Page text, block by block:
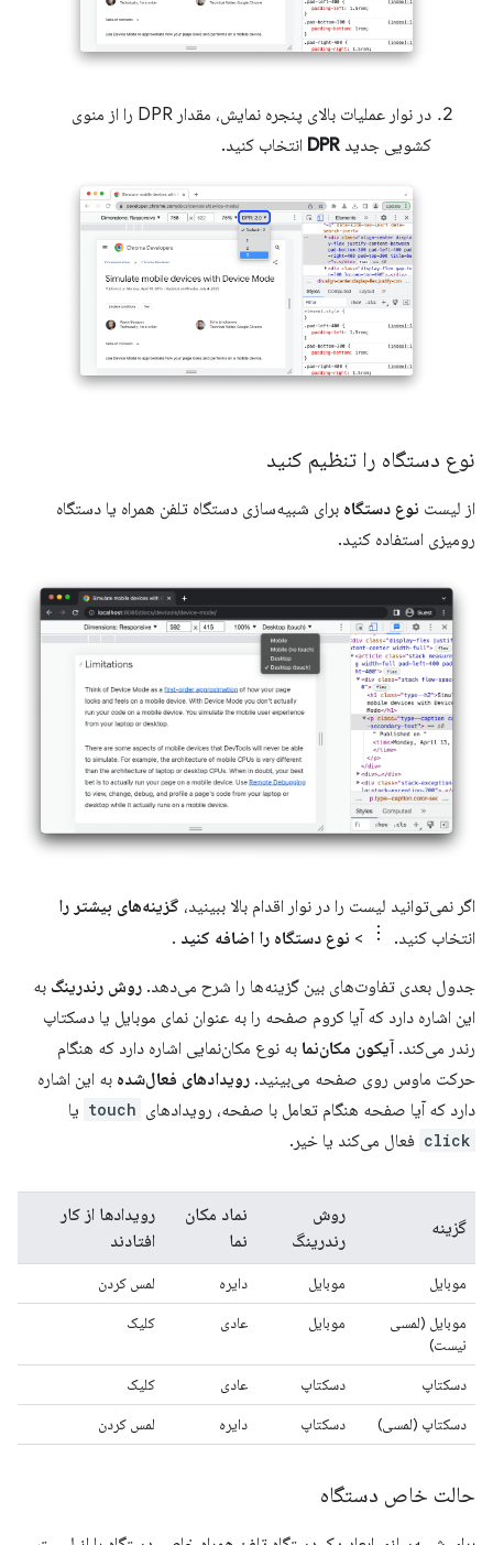
در نوار عملیات بالای پنجره نمایش، مقدار DPR را از منوی
کشویی جدید DPR انتخاب کنید.
نوع دستگاه را تنظیم کنید
از لیست نوع دستگاه برای شبیه‌سازی دستگاه تلفن همراه یا دستگاه
رومیزی استفاده کنید.
اگر نمی‌توانید لیست را در نوار اقدام بالا ببینید، گزینه‌های بیشتر را
انتخاب کنید.
> نوع دستگاه را اضافه کنید .
جدول بعدی تفاوت‌های بین گزینه‌ها را شرح می‌دهد. روش رندرینگ به
این اشاره دارد که آیا کروم صفحه را به عنوان نمای موبایل یا دسکتاپ
رندر می‌کند. آیکون مکان‌نما به نوع مکان‌نمایی اشاره دارد که هنگام
حرکت ماوس روی صفحه می‌بینید. رویدادهای فعال‌شده به این اشاره
دارد که آیا صفحه هنگام تعامل با صفحه، رویدادهای touch یا
click فعال می‌کند یا خیر.
گزینه
روش
رندرینگ
نماد مکان
نما
رویدادها از کار
افتادند
موبایل موبایل دایره
لمس کردن
موبایل (لمسی
نیست)
موبایل عادی کلیک
دسکتاپ دسکتاپ عادی
کلیک
دسکتاپ (لمسی)
دسکتاپ دایره لمس کردن
حالت خاص دستگاه